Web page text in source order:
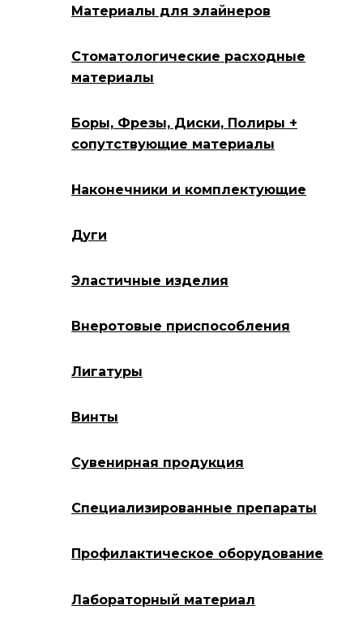
Материалы для элайнеров
Стоматологические расходные
материалы
Боры, Фрезы, Диски, Полиры +
сопутствующие материалы
Наконечники и комплектующие
Дуги
Эластичные изделия
Внеротовые приспособления
Лигатуры
Винты
Сувенирная продукция
Специализированные препараты
Профилактическое оборудование
Лабораторный материал